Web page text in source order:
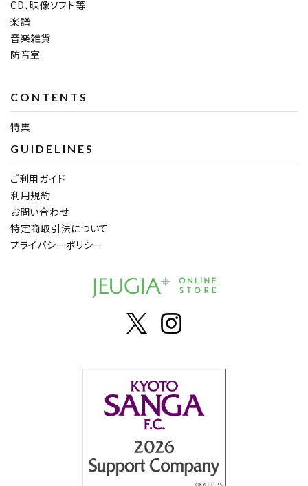
CD、映像ソフト等
楽譜
音楽雑貨
防音室
CONTENTS
特集
GUIDELINES
ご利用ガイド
利用規約
お問い合わせ
特定商取引法について
プライバシーポリシー